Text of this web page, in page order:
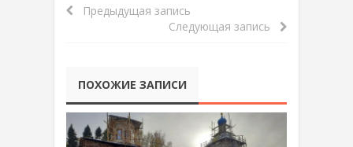
Предыдущая запись
Следующая запись
ПОХОЖИЕ ЗАПИСИ